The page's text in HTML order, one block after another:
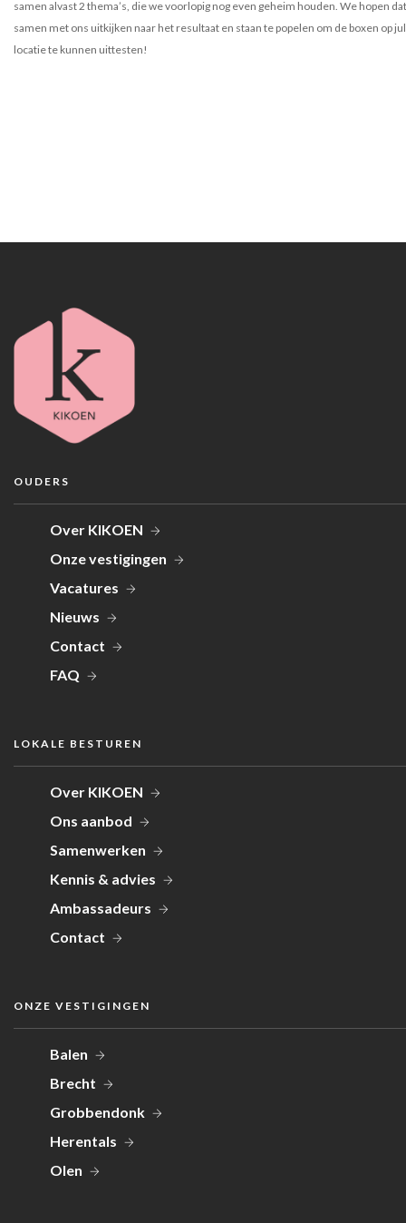
samen alvast 2 thema’s, die we voorlopig nog even geheim houden. We hopen
samen met ons uitkijken naar het resultaat en staan te popelen om de boxen op
locatie te kunnen uittesten!
OUDERS
Over KIKOEN
Onze vestigingen
Vacatures
Nieuws
Contact
FAQ
LOKALE BESTUREN
Over KIKOEN
Ons aanbod
Samenwerken
Kennis & advies
Ambassadeurs
Contact
ONZE VESTIGINGEN
Balen
Brecht
Grobbendonk
Herentals
Olen